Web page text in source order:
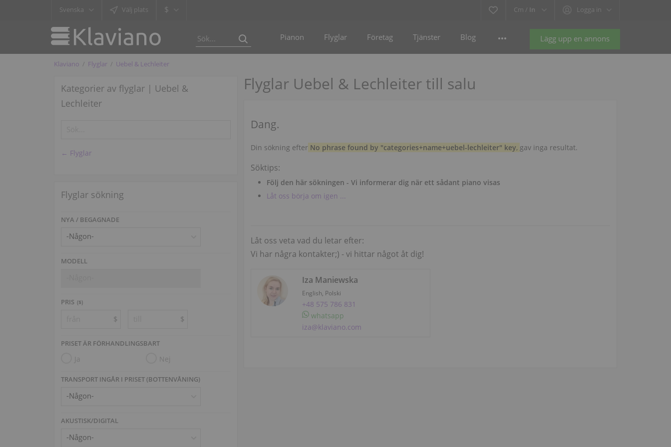
Svenska Välj plats $ Cm / In Logga in
Lägg upp en annons
Pianon Flyglar Företag Tjänster Blog
Klaviano Flyglar Uebel & Lechleiter
Kategorier av flyglar | Uebel &
Lechleiter
← Flyglar
Flyglar sökning
NYA / BEGAGNADE
MODELL
PRIS ($)
$ $
PRISET ÄR FÖRHANDLINGSBART
Ja Nej
TRANSPORT INGÅR I PRISET (BOTTENVÅNING)
AKUSTISK/DIGITAL
Flyglar Uebel & Lechleiter till salu
Dang.
Din sökning efter No phrase found by "categories+name+uebel-lechleiter" key, gav inga resultat.
Söktips:
Följ den här sökningen - Vi informerar dig när ett sådant piano visas
Låt oss börja om igen ...
Låt oss veta vad du letar efter:
Vi har några kontakter;) - vi hittar något åt ​​dig!
Iza Maniewska
English, Polski
+48 575 786 831
whatsapp
iza@klaviano.com